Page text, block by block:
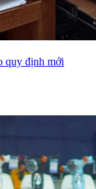
quy định mới